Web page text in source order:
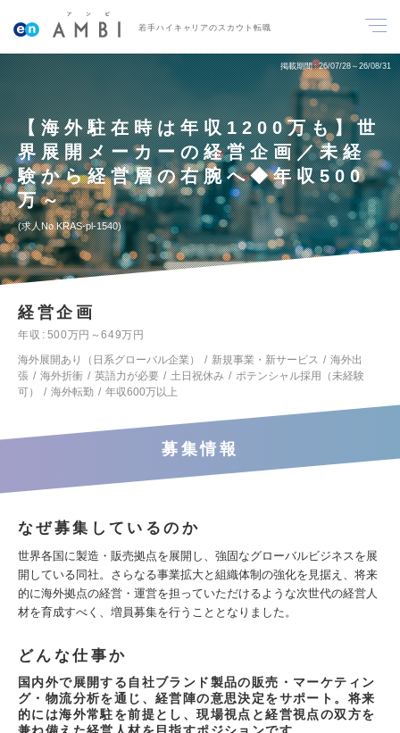
若手ハイキャリアのスカウト転職
掲載期間 26/07/28～26/08/31
【海外駐在時は年収1200万も】世
界展開メーカーの経営企画／未経
験から経営層の右腕へ◆年収500
万～
求人No.KRAS-pl-1540
経営企画
年収
500万円～649万円
海外展開あり（日系グローバル企業）
新規事業・新サービス
海外出
張
海外折衝 英語力が必要 土日祝休み
ポテンシャル採用（未経験
可）
海外転勤 年収600万以上
募集情報
なぜ募集しているのか
世界各国に製造・販売拠点を展開し、強固なグローバルビジネスを展
開している同社。さらなる事業拡大と組織体制の強化を見据え、将来
的に海外拠点の経営・運営を担っていただけるような次世代の経営人
材を育成すべく、増員募集を行うこととなりました。
どんな仕事か
国内外で展開する自社ブランド製品の販売・マーケティン
グ・物流分析を通じ、経営陣の意思決定をサポート。将来
的には海外常駐を前提とし、現場視点と経営視点の双方を